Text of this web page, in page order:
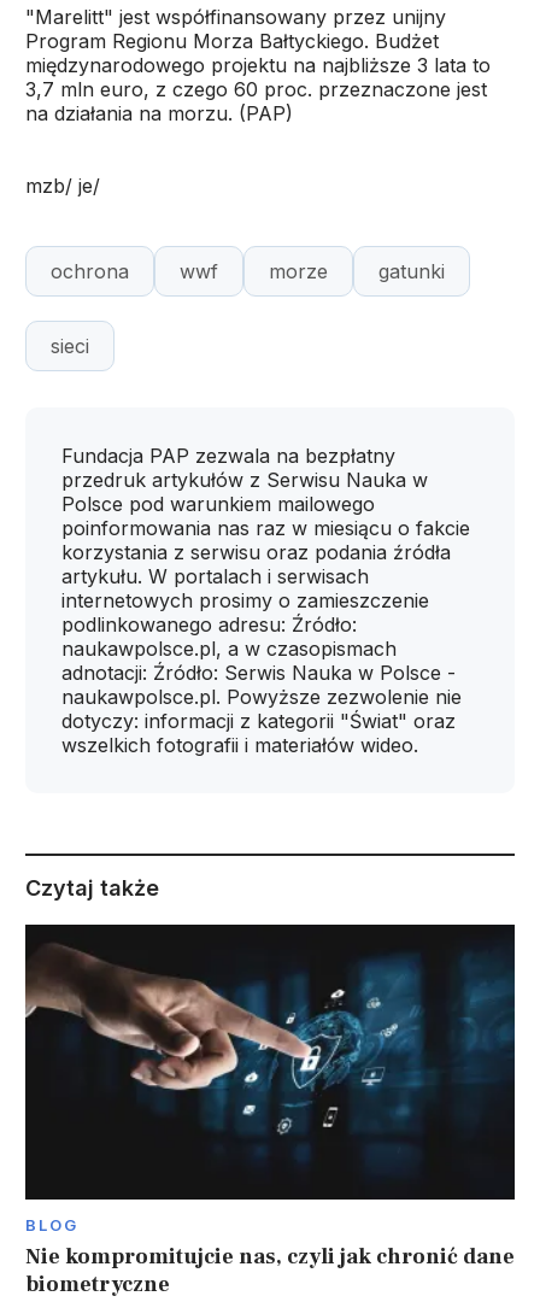
"Marelitt" jest współfinansowany przez unijny
Program Regionu Morza Bałtyckiego. Budżet
międzynarodowego projektu na najbliższe 3 lata to
3,7 mln euro, z czego 60 proc. przeznaczone jest
na działania na morzu. (PAP)
mzb/ je/
ochrona wwf morze gatunki
sieci
Fundacja PAP zezwala na bezpłatny
przedruk artykułów z Serwisu Nauka w
Polsce pod warunkiem mailowego
poinformowania nas raz w miesiącu o fakcie
korzystania z serwisu oraz podania źródła
artykułu. W portalach i serwisach
internetowych prosimy o zamieszczenie
podlinkowanego adresu: Źródło:
naukawpolsce.pl, a w czasopismach
adnotacji: Źródło: Serwis Nauka w Polsce -
naukawpolsce.pl. Powyższe zezwolenie nie
dotyczy: informacji z kategorii "Świat" oraz
wszelkich fotografii i materiałów wideo.
Czytaj także
BLOG
Nie kompromitujcie nas, czyli jak chronić dane
biometryczne